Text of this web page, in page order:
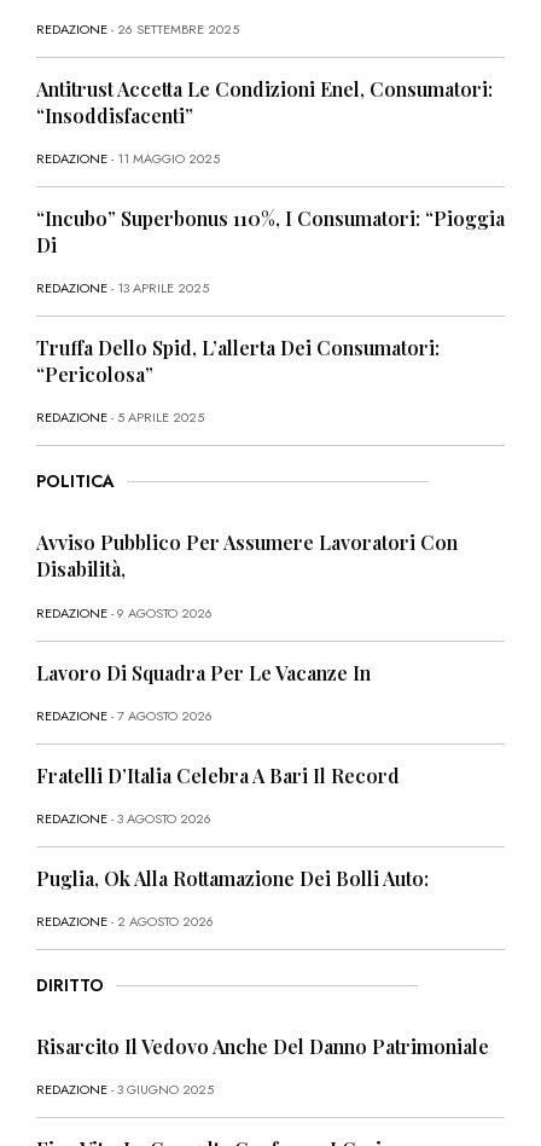
REDAZIONE- 26 SETTEMBRE 2025
Antitrust Accetta Le Condizioni Enel, Consumatori:
“Insoddisfacenti”
REDAZIONE- 11 MAGGIO 2025
“Incubo” Superbonus 110%, I Consumatori: “Pioggia
Di
REDAZIONE- 13 APRILE 2025
Truffa Dello Spid, L’allerta Dei Consumatori:
“Pericolosa”
REDAZIONE- 5 APRILE 2025
POLITICA
Avviso Pubblico Per Assumere Lavoratori Con
Disabilità,
REDAZIONE- 9 AGOSTO 2026
Lavoro Di Squadra Per Le Vacanze In
REDAZIONE- 7 AGOSTO 2026
Fratelli D’Italia Celebra A Bari Il Record
REDAZIONE- 3 AGOSTO 2026
Puglia, Ok Alla Rottamazione Dei Bolli Auto:
REDAZIONE- 2 AGOSTO 2026
DIRITTO
Risarcito Il Vedovo Anche Del Danno Patrimoniale
REDAZIONE- 3 GIUGNO 2025